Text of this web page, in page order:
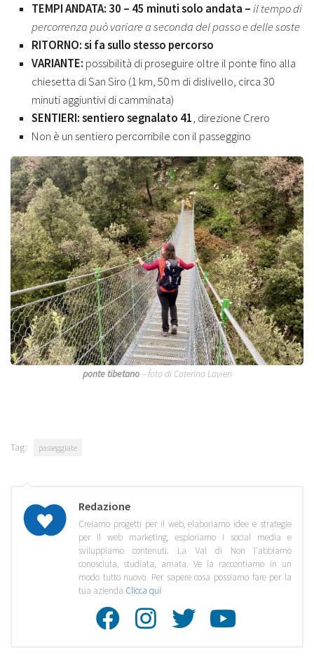
TEMPI ANDATA: 30 – 45 minuti solo andata –il tempo di
percorrenza può variare a seconda del passo e delle soste
RITORNO: si fa sullo stesso percorso
VARIANTE: possibilità di proseguire oltre il ponte fino alla
chiesetta di San Siro (1 km, 50 m di dislivello, circa 30
minuti aggiuntivi di camminata)
SENTIERI: sentiero segnalato 41, direzione Crero
Non è un sentiero percorribile con il passeggino
ponte tibetano – foto di Caterina Lavieri
Tag: passeggiate
Redazione
Creiamo progetti per il web, elaboriamo idee e strategie
per il web marketing, esploriamo i social media e
sviluppiamo contenuti. La Val di Non l'abbiamo
conosciuta, studiata, amata. Ve la raccontiamo in un
modo tutto nuovo. Per sapere cosa possiamo fare per la
tua azienda Clicca qui
Facebook